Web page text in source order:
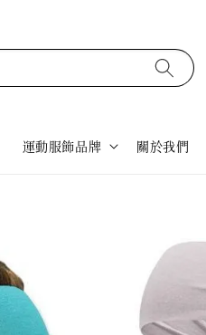
運動服飾品牌 關於我們